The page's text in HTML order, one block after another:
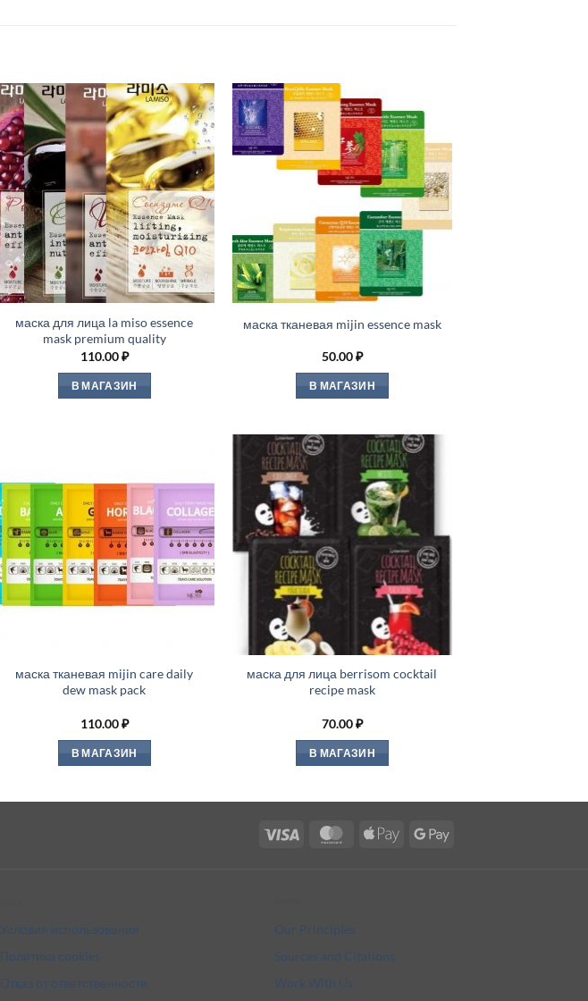
маска для лица la miso essence
mask premium quality
110.00₽
В МАГАЗИН
маска тканевая mijin essence mask
50.00₽
В МАГАЗИН
маска тканевая mijin care daily
dew mask pack
110.00₽
В МАГАЗИН
маска для лица berrisom cocktail
recipe mask
70.00₽
В МАГАЗИН
Visa MasterCardApple
Google
Условия использования
Политика cookies
Отказ от ответственности
Our Principles
Sources and Citations
Work With Us